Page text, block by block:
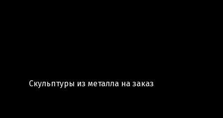
Скульптуры из металла на заказ